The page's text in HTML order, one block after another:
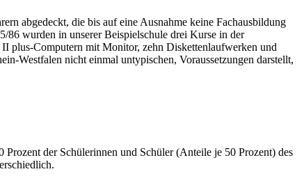
abgedeckt, die bis auf eine Ausnahme keine Fachausbildung
86 wurden in unserer Beispielschule drei Kurse in der
plus-Computern mit Monitor, zehn Diskettenlaufwerken und
Westfalen nicht einmal untypischen, Voraussetzungen darstellt,
der Schülerinnen und Schüler (Anteile je 50 Prozent) des